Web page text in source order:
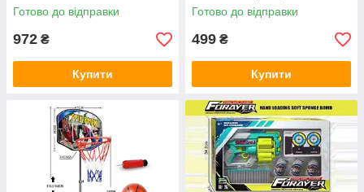
Готово до відправки
972 ₴
Купити
Готово до відправки
499 ₴
Купити